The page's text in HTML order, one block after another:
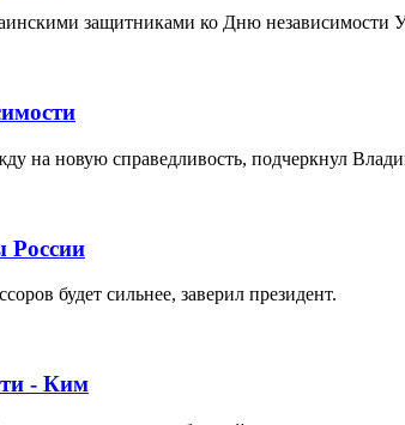
защитниками ко Дню независимости
на новую справедливость, подчеркнул
России
будет сильнее, заверил президент.
- Ким